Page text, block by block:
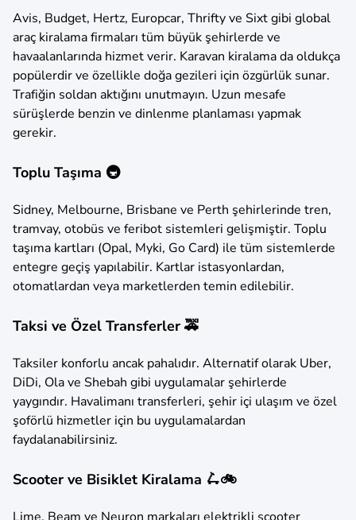
Avis, Budget, Hertz, Europcar, Thrifty ve Sixt gibi global
araç kiralama firmaları tüm büyük şehirlerde ve
havaalanlarında hizmet verir. Karavan kiralama da oldukça
popülerdir ve özellikle doğa gezileri için özgürlük sunar.
Trafiğin soldan aktığını unutmayın. Uzun mesafe
sürüşlerde benzin ve dinlenme planlaması yapmak
gerekir.
Toplu Taşıma 🚇
Sidney, Melbourne, Brisbane ve Perth şehirlerinde tren,
tramvay, otobüs ve feribot sistemleri gelişmiştir. Toplu
taşıma kartları (Opal, Myki, Go Card) ile tüm sistemlerde
entegre geçiş yapılabilir. Kartlar istasyonlardan,
otomatlardan veya marketlerden temin edilebilir.
Taksi ve Özel Transferler 🚕
Taksiler konforlu ancak pahalıdır. Alternatif olarak Uber,
DiDi, Ola ve Shebah gibi uygulamalar şehirlerde
yaygındır. Havalimanı transferleri, şehir içi ulaşım ve özel
şoförlü hizmetler için bu uygulamalardan
faydalanabilirsiniz.
Scooter ve Bisiklet Kiralama 🛴🚲